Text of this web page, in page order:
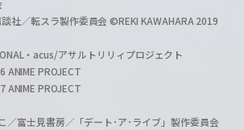
社／転スラ製作委員会 ©REKI KAWAHARA 2019
・acus/アサルトリリィプロジェクト
ANIME PROJECT
ANIME PROJECT
富士見書房／「デート･ア･ライブ」製作委員会